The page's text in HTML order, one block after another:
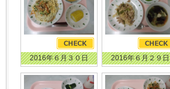
2016年６月３０日 2016年６月２９日